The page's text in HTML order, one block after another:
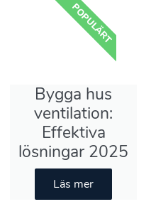
Bygga hus
ventilation:
Effektiva
lösningar 2025
Läs mer
POPULÄRT